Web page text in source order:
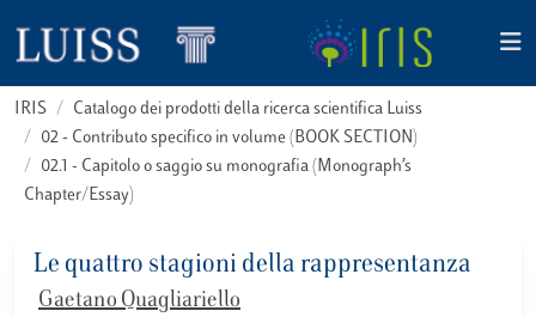
IRIS
Catalogo dei prodotti della ricerca scientifica Luiss
02 - Contributo specifico in volume (BOOK SECTION)
02.1 - Capitolo o saggio su monografia (Monograph’s
Chapter/Essay)
Le quattro stagioni della rappresentanza
Gaetano Quagliariello